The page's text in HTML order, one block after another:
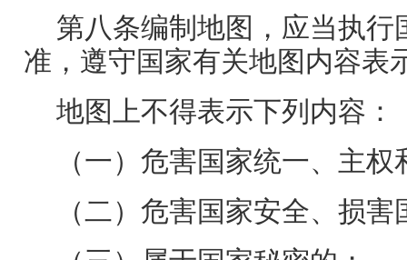
第八条编制地图，应当执行
准，遵守国家有关地图内容表
地图上不得表示下列内容：
（一）危害国家统一、主
（二）危害国家安全、损